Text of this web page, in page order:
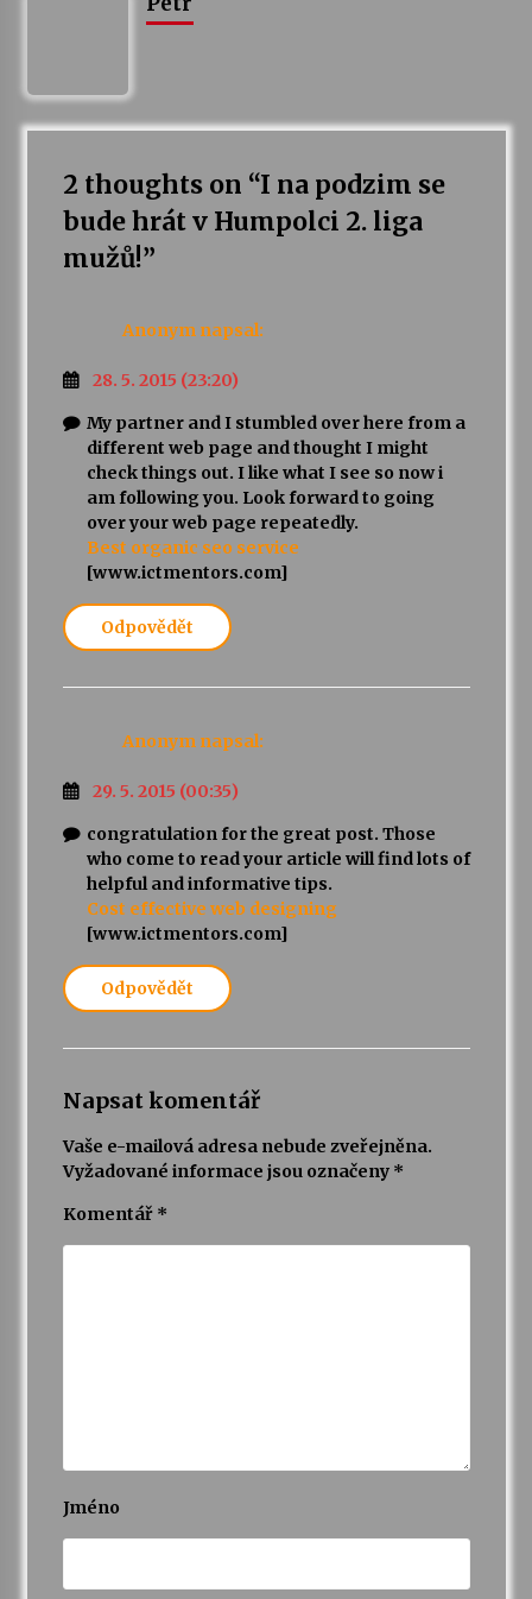
2 thoughts on “I na podzim se
bude hrát v Humpolci 2. liga
mužů!”
Anonym napsal:
28. 5. 2015 (23:20)
My partner and I stumbled over here from a
different web page and thought I might
check things out. I like what I see so now i
am following you. Look forward to going
over your web page repeatedly.
Best organic seo service
[www.ictmentors.com]
Odpovědět
Anonym napsal:
29. 5. 2015 (00:35)
congratulation for the great post. Those
who come to read your article will find lots of
helpful and informative tips.
Cost effective web designing
[www.ictmentors.com]
Odpovědět
Napsat komentář
Vaše e-mailová adresa nebude zveřejněna.
Vyžadované informace jsou označeny *
Komentář *
Jméno